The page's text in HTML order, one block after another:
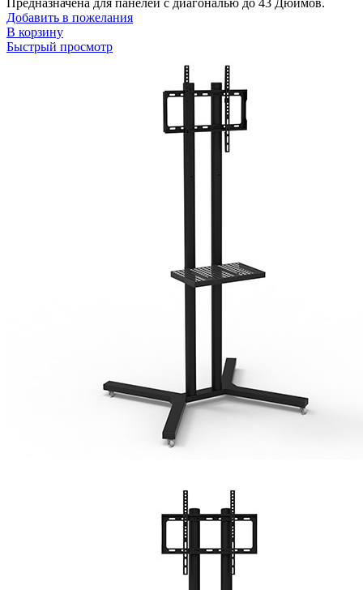
Предназначена для панелей с диагональю до 43 Дюймов.
Добавить в пожелания
В корзину
Быстрый просмотр